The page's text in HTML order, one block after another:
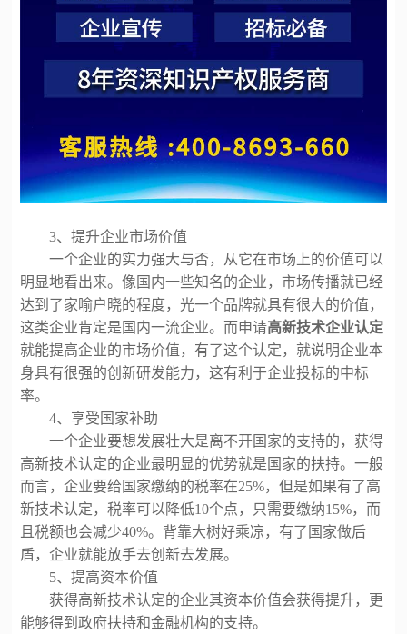
3、提升企业市场价值
一个企业的实力强大与否，从它在市场上的价值可以
明显地看出来。像国内一些知名的企业，市场传播就已经
达到了家喻户晓的程度，光一个品牌就具有很大的价值，
这类企业肯定是国内一流企业。而申请高新技术企业认定
就能提高企业的市场价值，有了这个认定，就说明企业本
身具有很强的创新研发能力，这有利于企业投标的中标
率。
4、 享受国家补助
一个企业要想发展壮大是离不开国家的支持的，获得
高新技术认定的企业最明显的优势就是国家的扶持。一般
而言，企业要给国家缴纳的税率在25%，但是如果有了高
新技术认定，税率可以降低10个点，只需要缴纳15%，而
且税额也会减少40%。背靠大树好乘凉，有了国家做后
盾，企业就能放手去创新去发展。
5、提高资本价值
获得高新技术认定的企业其资本价值会获得提升，更
能够得到政府扶持和金融机构的支持。